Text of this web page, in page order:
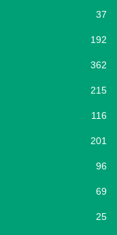
37
192
362
215
116
201
96
69
25